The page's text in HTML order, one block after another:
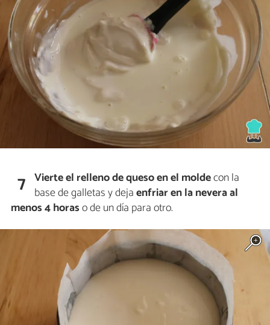
7 Vierte el relleno de queso en el moldecon la
base de galletas y dejaenfriar en la nevera al
menos 4 horaso de un día para otro.